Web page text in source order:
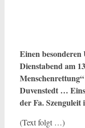
Einen
Dienstabend am
Duvenstedt …
der Fa.
(Text folgt …)